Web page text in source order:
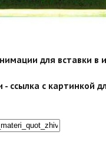
для вставки в
ссылка с картинкой